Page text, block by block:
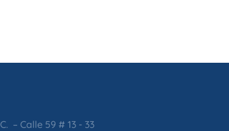
– Calle 59 # 13 - 33